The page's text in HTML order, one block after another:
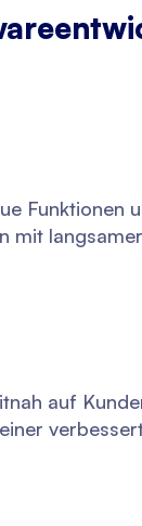
Funktionen
mit
auf